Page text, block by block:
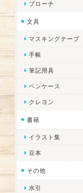
ブローチ
文具
マスキングテープ
手帳
筆記用具
ペンケース
クレヨン
書籍
イラスト集
豆本
その他
水引